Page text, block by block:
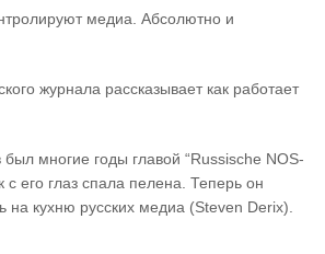
медиа. Абсолютно и
журнала рассказывает как работает
многие годы главой “Russische NOS-
с его глаз спала пелена. Теперь он
на кухню русских медиа (Steven Derix).